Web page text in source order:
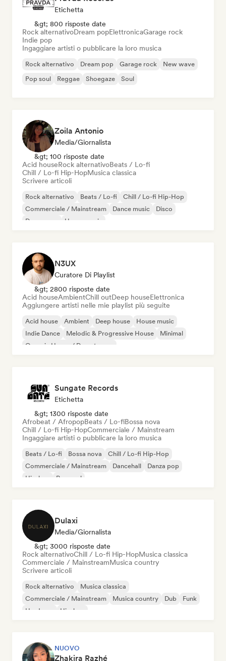
Etichetta
&gt; 800 risposte date
Rock alternativoDream popElettronicaGarage rock
Indie pop
Ingaggiare artisti o pubblicare la loro musica
Rock alternativo Dream pop Garage rock
New wave
Pop soul
Reggae Shoegaze Soul
Zoila Antonio
Media/Giornalista
&gt; 100 risposte date
Acid houseRock alternativoBeats / Lo-fi
Chill / Lo-fi Hip-HopMusica classica
Scrivere articoli
Rock alternativo Beats / Lo-fi
Chill / Lo-fi Hip-Hop
Commerciale / Mainstream
Dance music
Disco
Dream pop
House music
N3UX
Curatore Di Playlist
&gt; 2800 risposte date
Acid houseAmbientChill outDeep houseElettronica
Aggiungere artisti nelle mie playlist più seguite
Acid house Ambient Deep house
House music
Indie Dance
Melodic & Progressive House
Minimal
Organic House / Downtempo
Sungate Records
Etichetta
&gt; 1300 risposte date
Afrobeat / AfropopBeats / Lo-fiBossa nova
Chill / Lo-fi Hip-HopCommerciale / Mainstream
Ingaggiare artisti o pubblicare la loro musica
Beats / Lo-fi Bossa nova
Chill / Lo-fi Hip-Hop
Commerciale / Mainstream
Dancehall
Danza pop
Hip-hop
Pop soul
Dulaxi
Media/Giornalista
&gt; 3000 risposte date
Rock alternativoChill / Lo-fi Hip-HopMusica classica
Commerciale / MainstreamMusica country
Scrivere articoli
Rock alternativo
Musica classica
Commerciale / Mainstream
Musica country Dub
Funk
Hardcore
Hip-hop
NUOVO
Zhakira Razhé